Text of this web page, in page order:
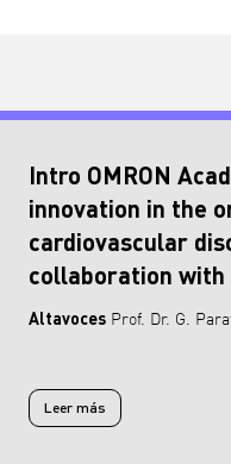
Intro OMRON
innovation in the
cardiovascular
collaboration with
Altavoces Prof. Dr. G.
Leer másLeer más sobre Intro